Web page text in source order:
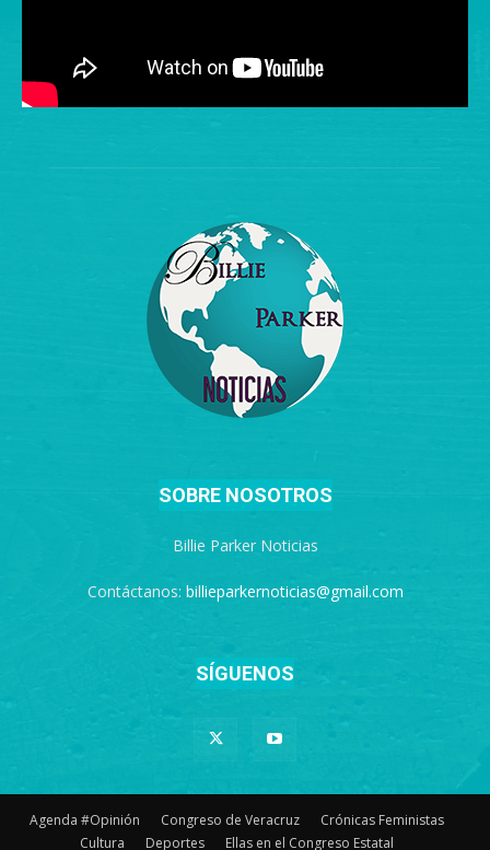
SOBRE NOSOTROS
Billie Parker Noticias
Contáctanos: billieparkernoticias@gmail.com
SÍGUENOS
Agenda #Opinión Congreso de Veracruz
Crónicas Feministas
Cultura
Deportes Ellas en el Congreso Estatal